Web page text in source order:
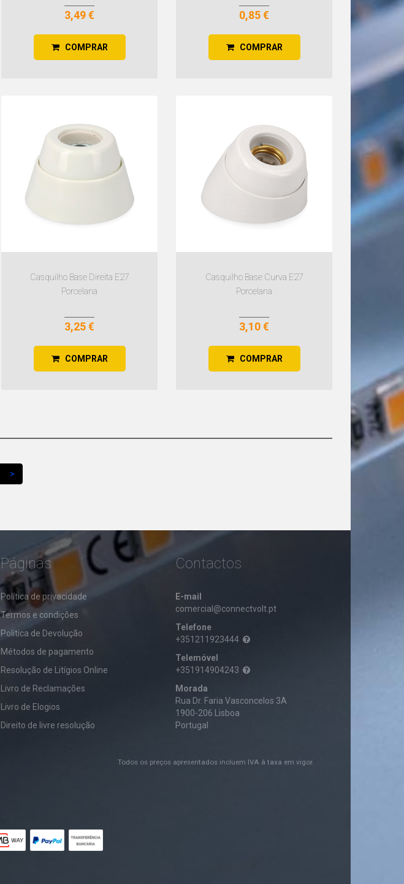
3,49 €
COMPRAR
0,85 €
COMPRAR
Casquilho Base Direita E27
Porcelana
3,25 €
COMPRAR
Casquilho Base Curva E27
Porcelana
3,10 €
COMPRAR
>
Páginas
​Política de privacidade
Termos e condições
Política de Devolução
Métodos de pagamento
Resolução de Litígios Online
Livro de Reclamações
Livro de Elogios
Direito de livre resolução
Contactos
E-mail
comercial@connectvolt.pt
Telefone
+351211923444
Telemóvel
+351914904243
Morada
Rua Dr. Faria Vasconcelos 3A
1900-206 Lisboa
Portugal
Todos os preços apresentados incluem IVA à taxa em vigor.